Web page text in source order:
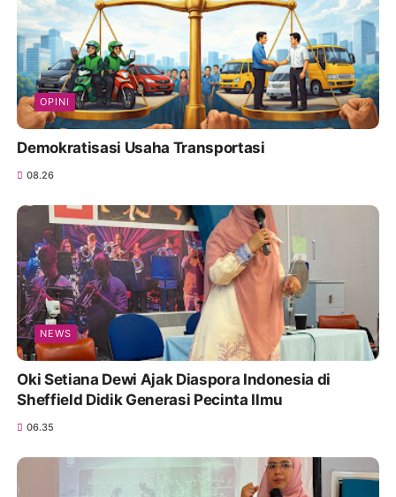
OPINI
Demokratisasi Usaha Transportasi
08.26
NEWS
Oki Setiana Dewi Ajak Diaspora Indonesia di
Sheffield Didik Generasi Pecinta Ilmu
06.35